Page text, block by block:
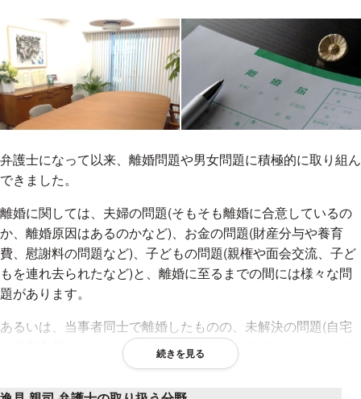
弁護士になって以来、離婚問題や男女問題に積極的に取り組ん
できました。
離婚に関しては、夫婦の問題(そもそも離婚に合意しているの
か、離婚原因はあるのかなど)、お金の問題(財産分与や養育
費、慰謝料の問題など)、子どもの問題(親権や面会交流、子ど
もを連れ去られたなど)と、離婚に至るまでの間には様々な問
題があります。
あるいは、当事者同士で離婚したものの、未解決の問題(自宅
が共有名義のままだったとか、元妻が家を出ていかないなど)
が残っている場合もあります。一口に離婚といっても直面する
続きを見る